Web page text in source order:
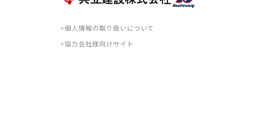
>個人情報の取り扱いについて
>協力会社様向けサイト